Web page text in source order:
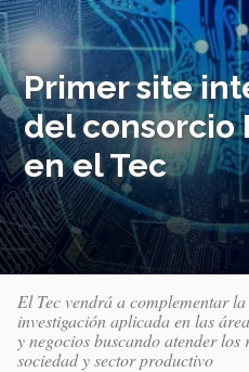
Primer site
del consorcio
en el Tec
El Tec vendrá a complementar
investigación aplicada en las
y negocios buscando atender los
sociedad y sector productivo